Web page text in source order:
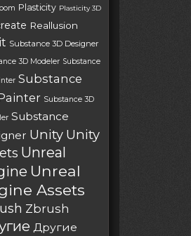
Plasticity Plasticity 3D
Reallusion
Substance 3D Designer
3D Modeler Substance
Substance
Substance 3D
Substance
Unity Unity
Unreal
Unreal
Assets
Zbrush
Другие